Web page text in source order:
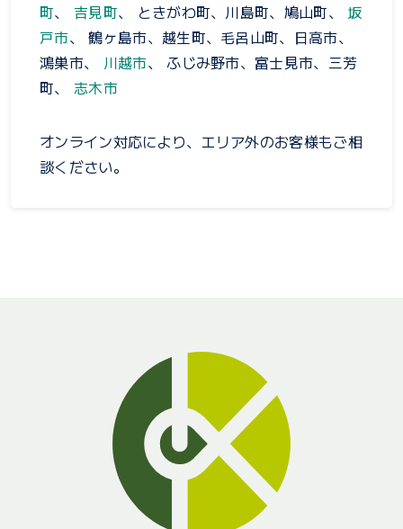
町、 吉見町、 ときがわ町、川島町、鳩山町、 坂
戸市、 鶴ヶ島市、越生町、毛呂山町、日高市、
鴻巣市、 川越市、 ふじみ野市、富士見市、三芳
町、 志木市
オンライン対応により、エリア外のお客様もご相
談ください。